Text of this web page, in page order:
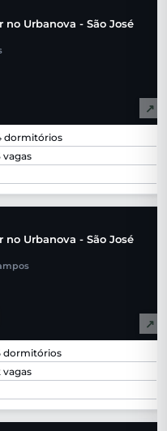
Urbanova - São José
↗
dormitórios
vagas
Urbanova - São José
↗
dormitórios
vagas